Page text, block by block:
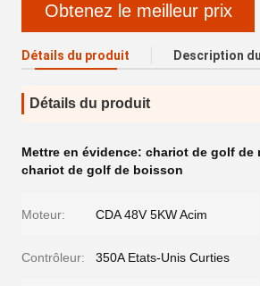
Obtenez le meilleur prix
Détails du produit Description
Détails du produit
Mettre en évidence: chariot de golf de
chariot de golf de boisson
Moteur: CDA 48V 5KW Acim
Contrôleur: 350A Etats-Unis Curties